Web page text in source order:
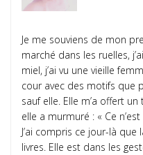
Je me souviens de mon
marché dans les ruelles,
miel, j’ai vu une vieille
cour avec des motifs que
sauf elle. Elle m’a offert
elle a murmuré : « Ce
J’ai compris ce jour-là que
livres. Elle est dans les